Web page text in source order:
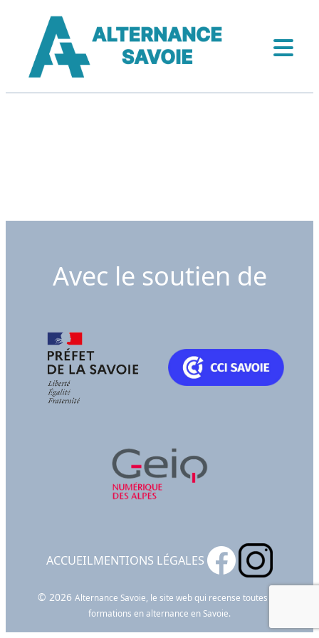
Avec le soutien de
ACCUEILMENTIONS LÉGALES
© 2026 Alternance Savoie, le site web qui recense toutes les
formations en alternance en Savoie.